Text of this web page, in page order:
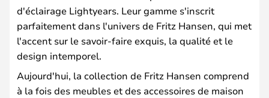
d'éclairage Lightyears. Leur gamme s'inscrit
parfaitement dans l'univers de Fritz Hansen, qui met
l'accent sur le savoir-faire exquis, la qualité et le
design intemporel.
Aujourd'hui, la collection de Fritz Hansen comprend
à la fois des meubles et des accessoires de maison